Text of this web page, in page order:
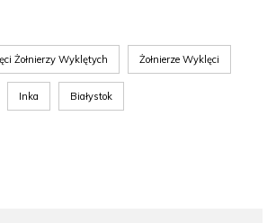
Żołnierzy Wyklętych Żołnierze Wyklęci
Inka Białystok